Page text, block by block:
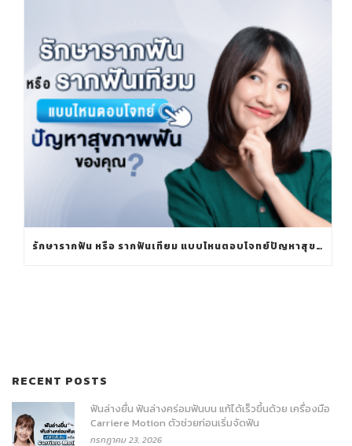
รักษารากฟัน หรือ รากฟันเทียม แบบไหนตอบโจทย์ปัญหาสุขภาพฟันของคุณ?
RECENT POSTS
ฟันล่างยื่น ฟันล่างคร่อมฟันบน แก้ได้เร็วขึ้นด้วย เครื่องมือ
Carriere Motion ตัวช่วยก่อนเริ่มจัดฟัน
กรกฎาคม 23, 2026